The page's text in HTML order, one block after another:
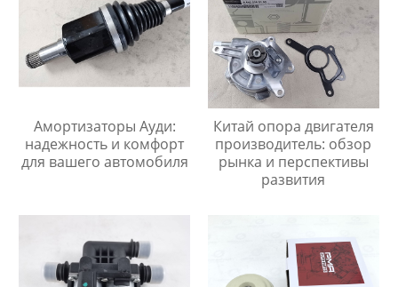
Амортизаторы Ауди:
надежность и комфорт
для вашего автомобиля
Китай опора двигателя
производитель: обзор
рынка и перспективы
развития